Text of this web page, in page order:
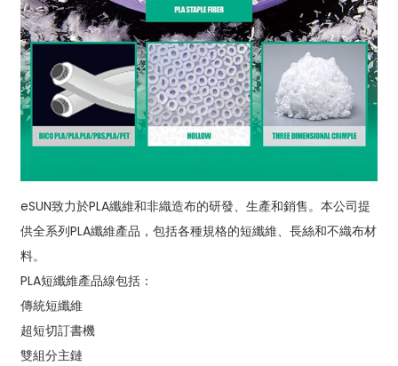
eSUN致力於PLA纖維和非織造布的研發、生產和銷售。本公司提
供全系列PLA纖維產品，包括各種規格的短纖維、長絲和不織布材
料。
PLA短纖維產品線包括：
傳統短纖維
超短切訂書機
雙組分主鏈